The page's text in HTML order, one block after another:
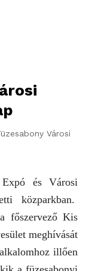
Városi
és Városi
közparkban.
főszervező Kis
meghívását
illően